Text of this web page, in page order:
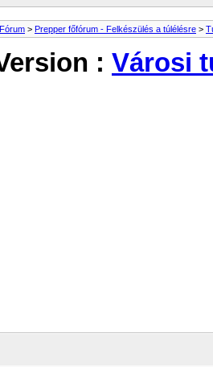
> Prepper főfórum - Felkészülés a túlélésre >
: Városi